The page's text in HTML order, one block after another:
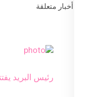
أخبار متعلقة
رئيس البريد